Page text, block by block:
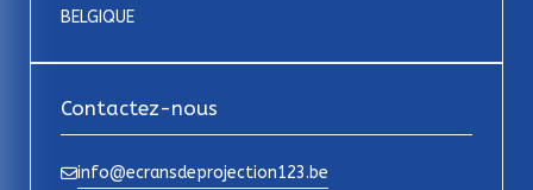
BELGIQUE
Contactez-nous
info@ecransdeprojection123.be